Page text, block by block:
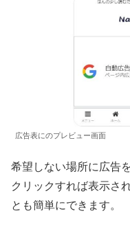
広告表にのプレビュー画面
希望しない場所に広告
クリックすれば表示さ
とも簡単にできます。